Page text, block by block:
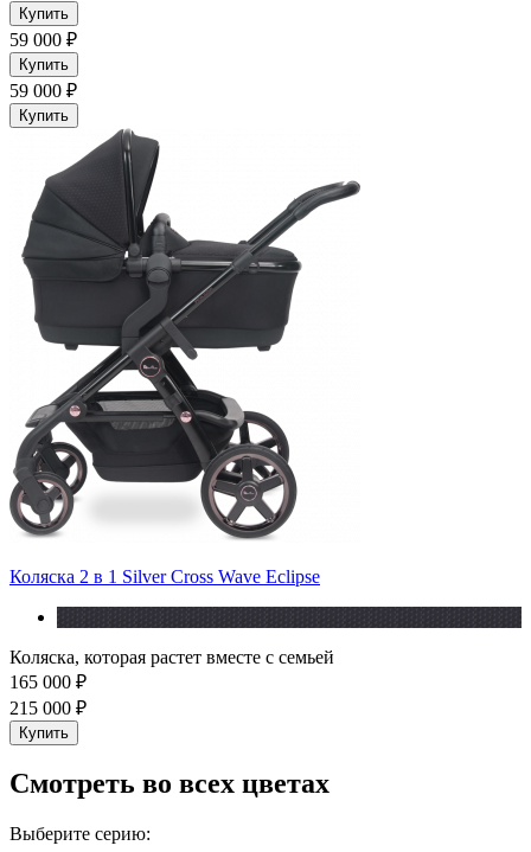
Купить
59 000 ₽
Купить
59 000 ₽
Купить
Коляска 2 в 1 Silver Cross Wave Eclipse
Коляска, которая растет вместе с семьей
165 000 ₽
215 000 ₽
Купить
Cмотреть во всех цветах
Выберите серию: